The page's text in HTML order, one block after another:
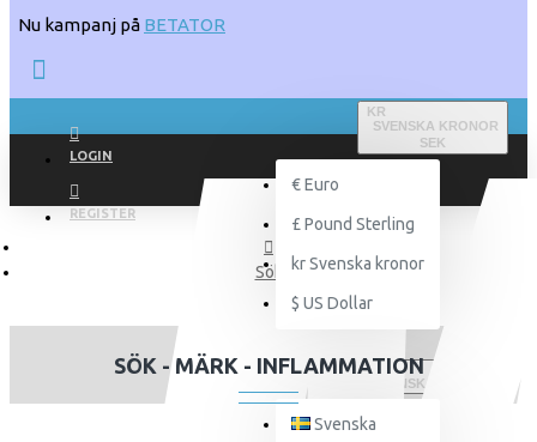
Nu kampanj på BETATOR
LOGIN
REGISTER
KR
SVENSKA KRONOR
SEK
€ Euro
£ Pound Sterling
kr Svenska kronor
$ US Dollar
SVENSKA
Svenska
Sök
SÖK - MÄRK - INFLAMMATION